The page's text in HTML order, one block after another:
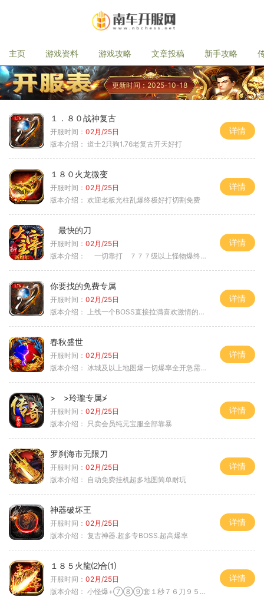
主页 游戏资料 游戏攻略 文章投稿 新手攻略
更新时间：2025-10-18
１．８０战神复古
开服时间： 02月/25日
版本介绍： 道士2只狗1.76老复古开天好打
详情
１８０火龙微变
开服时间： 02月/25日
版本介绍： 欢迎老板光柱乱爆终极好打切割免费
详情
最快的刀
开服时间： 02月/25日
版本介绍：
一切靠打 ７７７级以上怪物爆终极
详情
你要找的免费专属
开服时间： 02月/25日
版本介绍：
上线一个BOSS直接拉满喜欢激情的朋友进
详情
春秋盛世
开服时间： 02月/25日
版本介绍： 冰城及以上地图爆一切爆率全开急需材料
详情
> >玲瓏专属≯
开服时间： 02月/25日
版本介绍： 只卖会员纯元宝服全部靠暴
详情
罗刹海市无限刀
开服时间： 02月/25日
版本介绍： 自动免费挂机超多地图简单耐玩
详情
神器破坏王
开服时间： 02月/25日
版本介绍： 复古神器.超多专BOSS.超高爆率
详情
１８５火龍⑵合⑴
开服时间： 02月/25日
版本介绍： 小怪爆+⑦⑧⑨套１秒７６刀９５范围捡
详情